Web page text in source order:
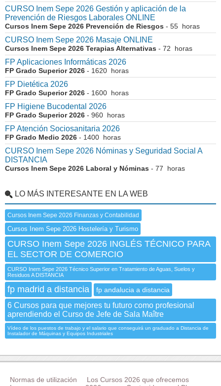
CURSO Inem Sepe 2026 Gestión y aplicación de la
Prevención de Riesgos Laborales ONLINE
Cursos Inem Sepe 2026 Prevención de Riesgos - 55 horas
CURSO Inem Sepe 2026 Masaje ONLINE
Cursos Inem Sepe 2026 Terapias Alternativas - 72 horas
FP Aplicaciones Informáticas 2026
FP Grado Superior 2026 - 1620 horas
FP Dietética 2026
FP Grado Superior 2026 - 1600 horas
FP Higiene Bucodental 2026
FP Grado Superior 2026 - 960 horas
FP Atención Sociosanitaria 2026
FP Grado Medio 2026 - 1400 horas
CURSO Inem Sepe 2026 Nóminas y Seguridad Social A
DISTANCIA
Cursos Inem Sepe 2026 Laboral y Nóminas - 77 horas
LO MÁS INTERESANTE EN LA WEB
Cursos Inem Sepe 2026 Finanzas y Contabilidad
Cursos Inem Sepe 2026 Hostelería y Turismo
CURSO Inem Sepe 2026 INGLÉS TÉCNICO PARA
EL SECTOR DE COMERCIO
CURSO Inem Sepe 2026 Técnico Superior en Tratamiento de Aguas, Suelos y
Residuos A DISTANCIA
fp madrid a distancia fp andalucia a distancia
6 Cursos para que mejores tu futuro como profesional
aprendiendo el Curso de Jefe de Sala Maître
Vídeo de los puestos de trabajo y el salario que conseguirá un graduado a Distancia de
Instalador de Máquinas y Equipos Industriales
Normas de utilización
Los Cursos 2026 que ofrecemos